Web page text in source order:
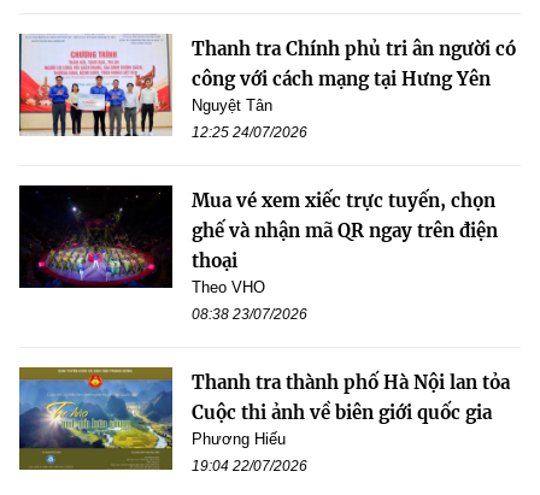
Thanh tra Chính phủ tri ân người có
công với cách mạng tại Hưng Yên
Nguyệt Tân
12:25 24/07/2026
Mua vé xem xiếc trực tuyến, chọn
ghế và nhận mã QR ngay trên điện
thoại
Theo VHO
08:38 23/07/2026
Thanh tra thành phố Hà Nội lan tỏa
Cuộc thi ảnh về biên giới quốc gia
Phương Hiếu
19:04 22/07/2026